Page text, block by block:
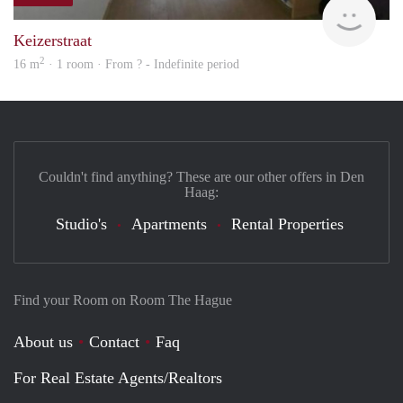
Keizerstraat
16 m2 · 1 room · From ? - Indefinite period
Find your Room on Room The Hague
About us Contact
Faq
For Real Estate Agents/Realtors
Couldn't find anything? These are our other offers in Den
Haag:
Studio's Apartments Rental Properties